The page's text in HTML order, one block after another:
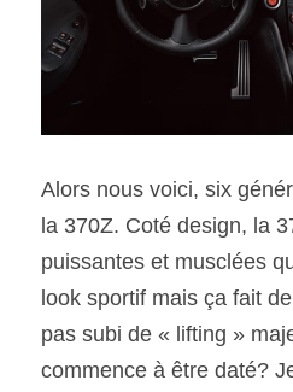
Alors nous voici, six
la 370Z. Coté design, la
puissantes et musclées
look sportif mais ça fait
pas subi de « lifting »
commence à être daté?